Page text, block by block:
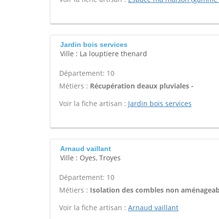
Jardin bois services
Ville : La louptiere thenard
Département: 10
Métiers : Récupération deaux pluviales -
Voir la fiche artisan : Jardin bois services
Arnaud vaillant
Ville : Oyes, Troyes
Département: 10
Métiers : Isolation des combles non
Voir la fiche artisan : Arnaud vaillant